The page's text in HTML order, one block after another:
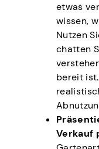
etwas
wissen,
Nutzen
chatten
bereit
Verkauf